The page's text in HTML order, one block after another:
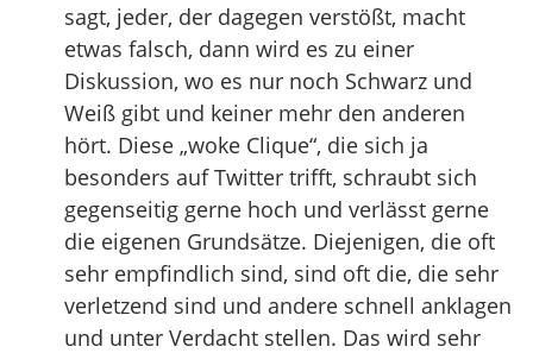
sagt, jeder, der dagegen verstößt, macht
etwas falsch, dann wird es zu einer
Diskussion, wo es nur noch Schwarz und
Weiß gibt und keiner mehr den anderen
hört. Diese „woke Clique“, die sich ja
besonders auf Twitter trifft, schraubt sich
gegenseitig gerne hoch und verlässt gerne
die eigenen Grundsätze. Diejenigen, die oft
sehr empfindlich sind, sind oft die, die sehr
verletzend sind und andere schnell anklagen
und unter Verdacht stellen. Das wird sehr